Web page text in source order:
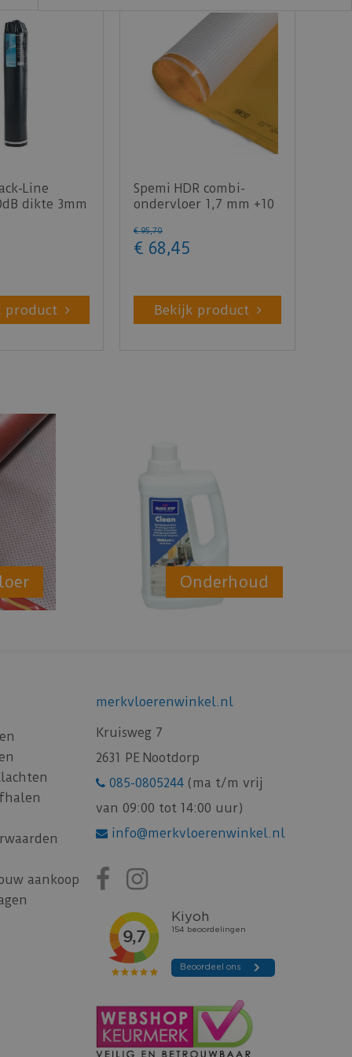
Line
dikte 3mm
product
Spemi HDR combi-
ondervloer 1,7 mm +10
€ 95,70
€ 68,45
Bekijk product
Onderhoud
aankoop
merkvloerenwinkel.nl
Kruisweg 7
2631 PE Nootdorp
085-0805244 (ma t/m vrij
van 09:00 tot 14:00 uur)
info@merkvloerenwinkel.nl